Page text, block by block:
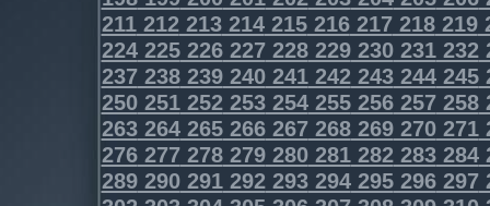
211212213214215216217218219
224225226227228229230231232
237238239240241242243244245
250251252253254255256257258
263264265266267268269270271
276277278279280281282283284
289290291292293294295296297